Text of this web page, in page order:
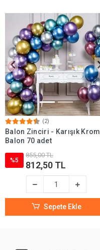
(2)
Balon Zinciri - Karışık Krom
Balon 70 adet
%5
855,00 TL
812,50 TL
Sepete Ekle